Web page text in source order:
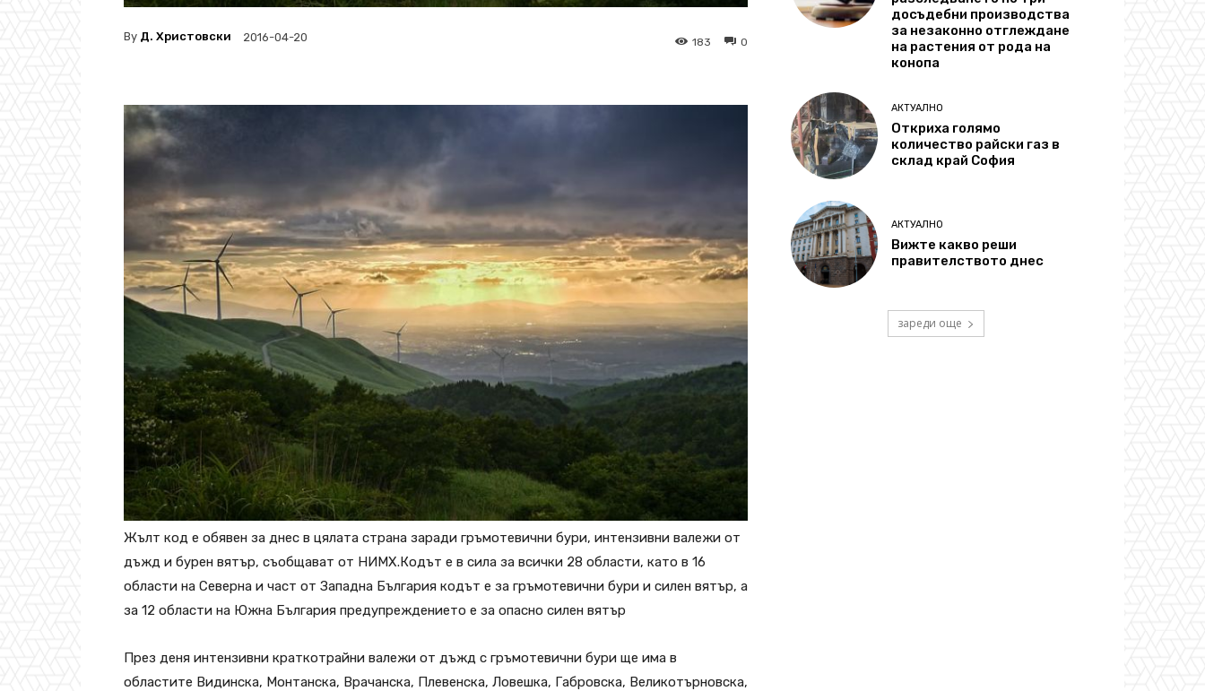
By Д. Христовски 2016-04-20 0
183
Жълт код е обявен за днес в цялата страна заради гръмотевични бури, интензивни валежи от
дъжд и бурен вятър, съобщават от НИМХ.Кодът е в сила за всички 28 области, като в 16
области на Северна и част от Западна България кодът е за гръмотевични бури и силен вятър, а
за 12 области на Южна България предупреждението е за опасно силен вятър
През деня интензивни краткотрайни валежи от дъжд с гръмотевични бури ще има в
областите Видинска, Монтанска, Врачанска, Плевенска, Ловешка, Габровска, Великотърновска,
досъдебни производства
за незаконно отглеждане
на растения от рода на
конопа
АКТУАЛНО
Откриха голямо
количество райски газ в
склад край София
АКТУАЛНО
Вижте какво реши
правителството днес
зареди още